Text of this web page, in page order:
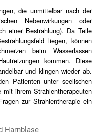
die unmittelbar nach der
Nebenwirkungen oder
einer Bestrahlung). Da Teile
liegen, können
beim Wasserlassen
kommen. Diese
und klingen wieder ab.
Patienten unter seelischen
ihrem Strahlentherapeuten
zur Strahlentherapie ein
Harnblase